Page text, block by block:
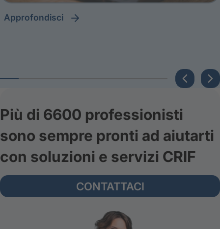
approfondisci
Più di 6600 professionisti
sono sempre pronti ad aiutarti
con soluzioni e servizi CRIF
CONTATTACI